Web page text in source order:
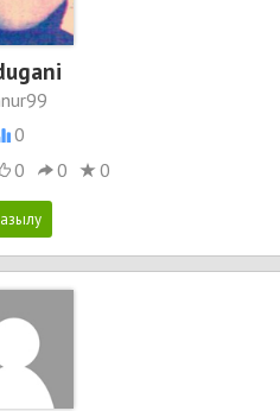
0
0 0 0